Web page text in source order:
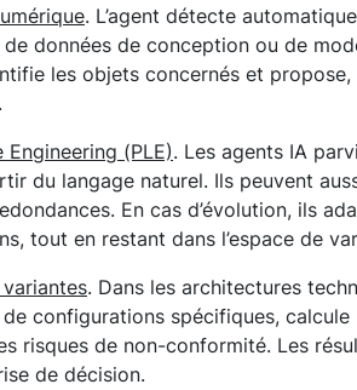
. L’agent détecte
de données de conception ou de
les objets concernés et
Engineering (PLE). Les agents IA
du langage naturel. Ils peuvent
En cas d’évolution, ils
tout en restant dans l’espace de
. Dans les architectures
configurations spécifiques, calcule
risques de non-conformité. Les
de décision.